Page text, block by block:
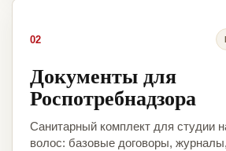
02
Документы для
Роспотребнадзора
Санитарный комплект для студии
волос: базовые договоры,